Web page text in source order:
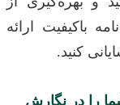
ارائه
نگارش